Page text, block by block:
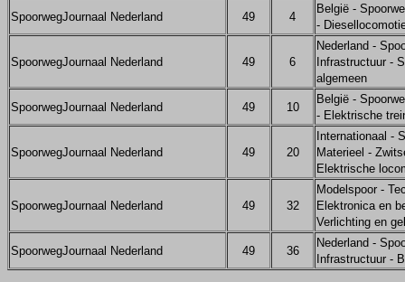
SpoorwegJournaal Nederland 49 4
België -
-
SpoorwegJournaal Nederland 49 6
Nederland -
Infrastructuur -
algemeen
SpoorwegJournaal Nederland 49 10
België -
- Elektrische
SpoorwegJournaal Nederland 49 20
Internationaal -
Materieel -
Elektrische
SpoorwegJournaal Nederland 49 32
Modelspoor -
Elektronica en
Verlichting en
SpoorwegJournaal Nederland 49 36
Nederland -
Infrastructuur -